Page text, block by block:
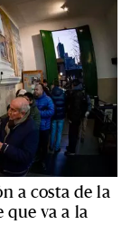
a costa de la
que va a la